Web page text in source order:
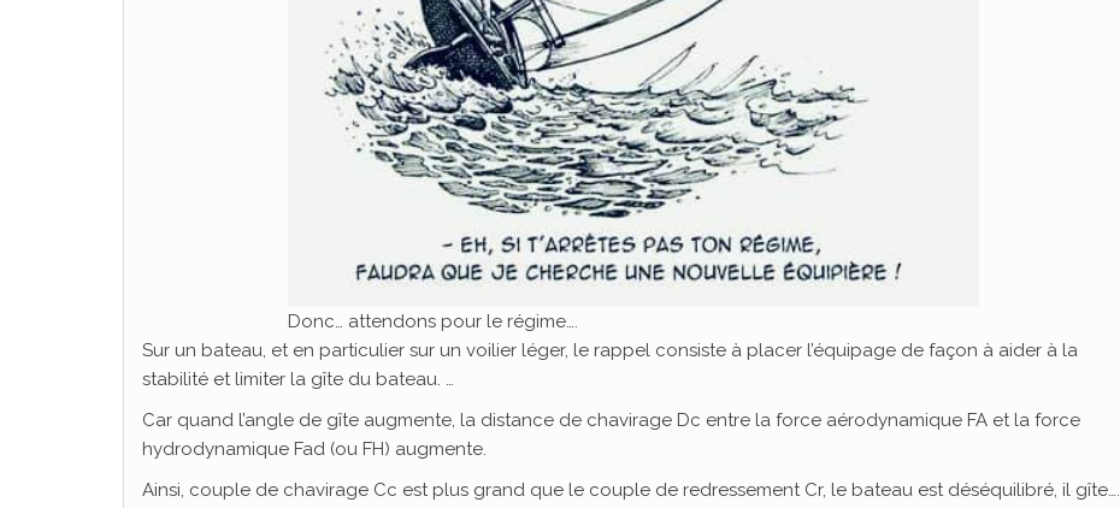
Donc… attendons pour le régime….
Sur un bateau, et en particulier sur un voilier léger, le rappel consiste à placer l’équipage de façon à aider à la
stabilité et limiter la gîte du bateau. …
Car quand l’angle de gîte augmente, la distance de chavirage Dc entre la force aérodynamique FA et la force
hydrodynamique Fad (ou FH) augmente.
Ainsi, couple de chavirage Cc est plus grand que le couple de redressement Cr, le bateau est déséquilibré, il gîte….